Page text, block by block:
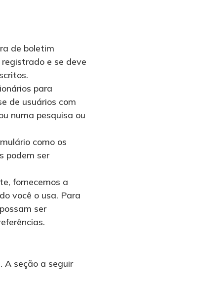
de boletim
e se deve
para
de usuários com
numa pesquisa ou
como os
podem ser
fornecemos a
você o usa. Para
ser
A seção a seguir